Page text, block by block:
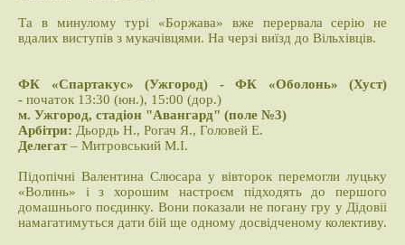
Та в минулому турі «Боржава» вже перервала серію не
вдалих виступів з мукачівцями. На черзі виїзд до Вільхівців.
ФК «Спартакус» (Ужгород) - ФК «Оболонь» (Хуст)
- початок 13:30 (юн.), 15:00 (дор.)
м. Ужгород, стадіон "Авангард" (поле №3)
Арбітри: Дьордь Н., Рогач Я., Головей Е.
Делегат– Митровський М.І.
Підопічні Валентина Слюсара у вівторок перемогли луцьку
«Волинь» і з хорошим настроєм підходять до першого
домашнього поєдинку. Вони показали не погану гру у Дідовіі
намагатимуться дати бій ще одному досвідченому колективу.